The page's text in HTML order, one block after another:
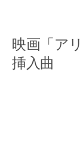
映画「ア
挿入曲